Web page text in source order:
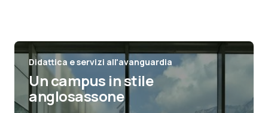
Didattica e servizi all'avanguardia
Un campus in stile
anglosassone